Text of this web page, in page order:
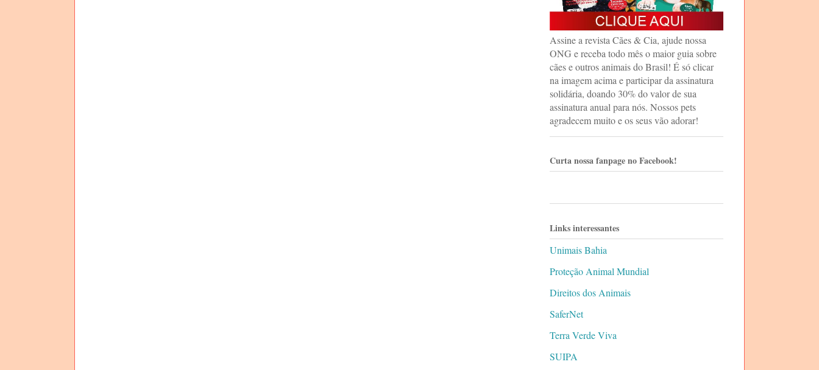
Assine a revista Cães & Cia, ajude nossa
ONG e receba todo mês o maior guia sobre
cães e outros animais do Brasil! É só clicar
na imagem acima e participar da assinatura
solidária, doando 30% do valor de sua
assinatura anual para nós. Nossos pets
agradecem muito e os seus vão adorar!
Curta nossa fanpage no Facebook!
Links interessantes
Unimais Bahia
Proteção Animal Mundial
Direitos dos Animais
SaferNet
Terra Verde Viva
SUIPA